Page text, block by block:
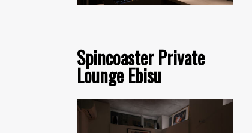
Spincoaster Private
Lounge Ebisu